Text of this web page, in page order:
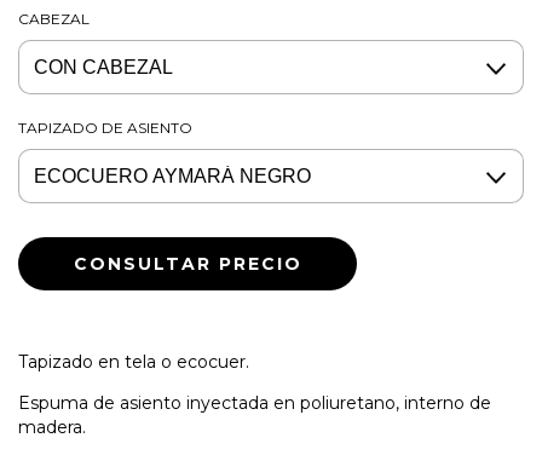
CABEZAL
TAPIZADO DE ASIENTO
Tapizado en tela o ecocuer.
Espuma de asiento inyectada en poliuretano, interno de
madera.